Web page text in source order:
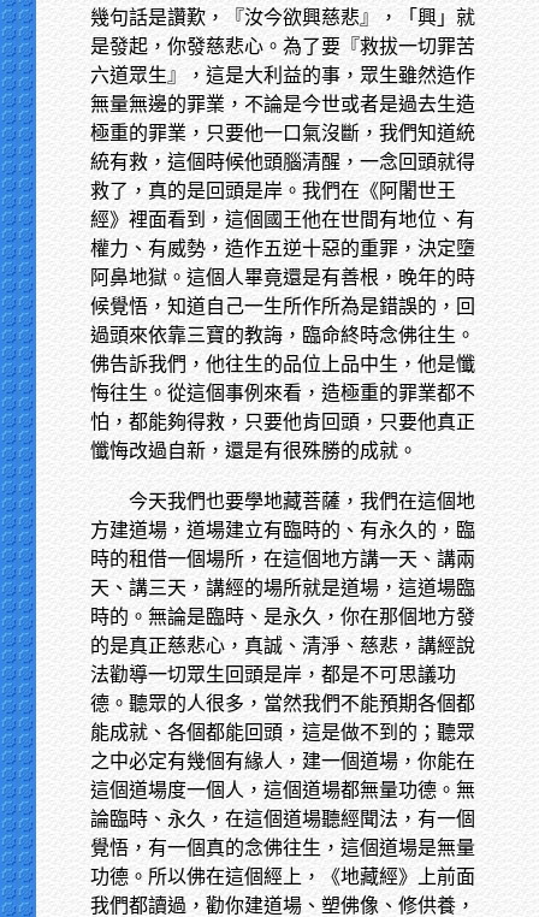
幾句話是讚歎，『汝今欲興慈悲』，「興」就
是發起，你發慈悲心。為了要『救拔一切罪苦
六道眾生』，這是大利益的事，眾生雖然造作
無量無邊的罪業，不論是今世或者是過去生造
極重的罪業，只要他一口氣沒斷，我們知道統
統有救，這個時候他頭腦清醒，一念回頭就得
救了，真的是回頭是岸。我們在《阿闍世王
經》裡面看到，這個國王他在世間有地位、有
權力、有威勢，造作五逆十惡的重罪，決定墮
阿鼻地獄。這個人畢竟還是有善根，晚年的時
候覺悟，知道自己一生所作所為是錯誤的，回
過頭來依靠三寶的教誨，臨命終時念佛往生。
佛告訴我們，他往生的品位上品中生，他是懺
悔往生。從這個事例來看，造極重的罪業都不
怕，都能夠得救，只要他肯回頭，只要他真正
懺悔改過自新，還是有很殊勝的成就。
今天我們也要學地藏菩薩，我們在這個地
方建道場，道場建立有臨時的、有永久的，臨
時的租借一個場所，在這個地方講一天、講兩
天、講三天，講經的場所就是道場，這道場臨
時的。無論是臨時、是永久，你在那個地方發
的是真正慈悲心，真誠、清淨、慈悲，講經說
法勸導一切眾生回頭是岸，都是不可思議功
德。聽眾的人很多，當然我們不能預期各個都
能成就、各個都能回頭，這是做不到的；聽眾
之中必定有幾個有緣人，建一個道場，你能在
這個道場度一個人，這個道場都無量功德。無
論臨時、永久，在這個道場聽經聞法，有一個
覺悟，有一個真的念佛往生，這個道場是無量
功德。所以佛在這個經上，《地藏經》上前面
我們都讀過，勸你建道場、塑佛像、修供養，